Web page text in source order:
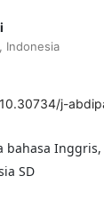
Indonesia
j-
bahasa
SD